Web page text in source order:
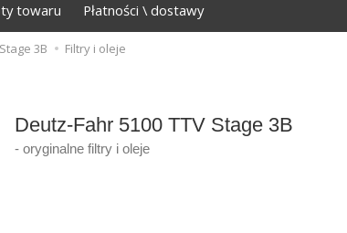
towaru Płatności \ dostawy
3B Filtry i oleje
Deutz-Fahr 5100 TTV Stage 3B
- oryginalne filtry i oleje